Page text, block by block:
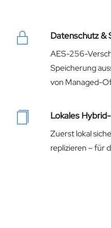
Datenschutz &
AES-256-
Speicherung
von Managed-
Lokales
Zuerst lokal
replizieren – für